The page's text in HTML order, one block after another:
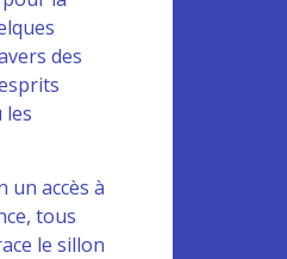
des
les
accès à
tous
le sillon